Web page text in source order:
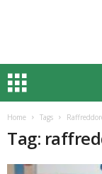
Home Tags
Tag: